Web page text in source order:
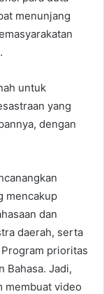
menunjang
untuk
yang
dengan
mencakup
dan
daerah, serta
prioritas
Bahasa. Jadi,
membuat video